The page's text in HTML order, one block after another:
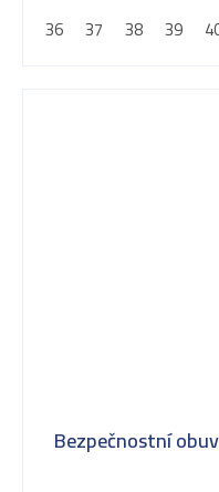
36
37 38 39
Bezpečnostní